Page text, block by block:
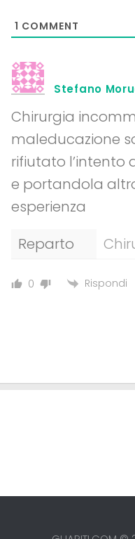
1 COMMENT
Stefano
Chirurgia
maleducazione
rifiutato l’intento
e portandola
esperienza
Reparto
0 Rispondi